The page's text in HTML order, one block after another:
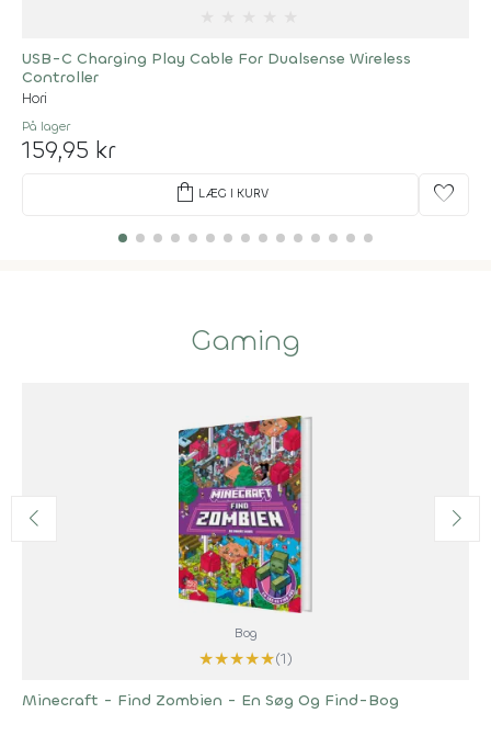
USB-C Charging Play Cable For Dualsense Wireless
Controller
Hori
På lager
159,95 kr
shopping_bag LÆG I KURV favorite
Gaming
Bog
★★★★★(1)
Minecraft - Find Zombien - En Søg Og Find-Bog